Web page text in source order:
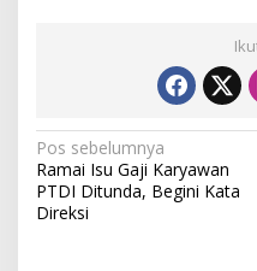
N
a
v
Pos sebelumnya
Ramai Isu Gaji Karyawan
PTDI Ditunda, Begini Kata
Direksi